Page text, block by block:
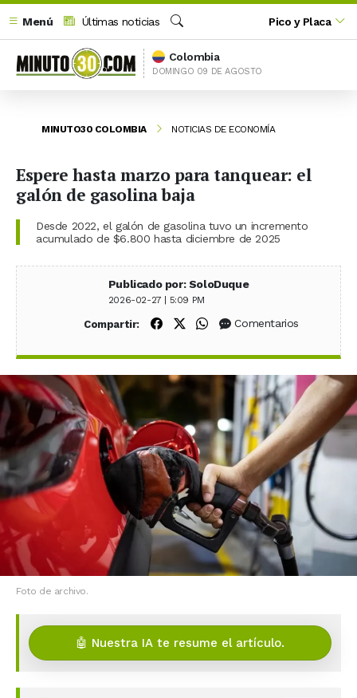
Menú
Últimas noticias
Buscar
Pico y Placa
Colombia
DOMINGO 09 DE AGOSTO
MINUTO30 COLOMBIA NOTICIAS DE ECONOMÍA
Espere hasta marzo para tanquear: el
galón de gasolina baja
Desde 2022, el galón de gasolina tuvo un incremento
acumulado de $6.800 hasta diciembre de 2025
Publicado por: SoloDuque
2026-02-27 | 5:09 PM
Compartir: Compartir en Facebook
Compartir en X (Twitter)
Compartir en WhatsApp
Comentarios
Foto de archivo.
🤖 Nuestra IA te resume el artículo.